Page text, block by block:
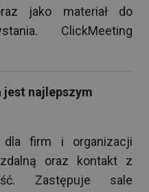
jako materiał do
ClickMeeting
najlepszym
dla firm i organizacji
oraz kontakt z
Zastępuje sale